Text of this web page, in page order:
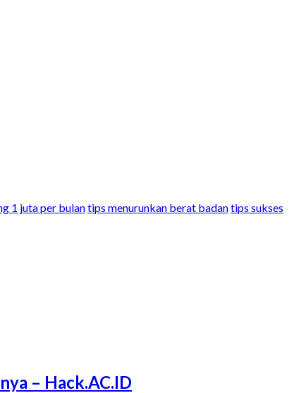
1 juta per bulantips menurunkan berat badantips sukses
– Hack.AC.ID